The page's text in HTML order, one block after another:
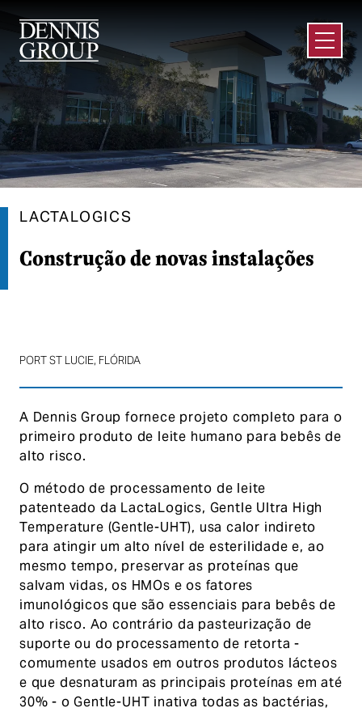
Abrir
Construção de novas instalações
LACTALOGICS
PORT ST LUCIE, FLÓRIDA
A Dennis Group fornece projeto completo para o
primeiro produto de leite humano para bebês de
alto risco.
O método de processamento de leite
patenteado da LactaLogics, Gentle Ultra High
Temperature (Gentle-UHT), usa calor indireto
para atingir um alto nível de esterilidade e, ao
mesmo tempo, preservar as proteínas que
salvam vidas, os HMOs e os fatores
imunológicos que são essenciais para bebês de
alto risco. Ao contrário da pasteurização de
suporte ou do processamento de retorta -
comumente usados em outros produtos lácteos
e que desnaturam as principais proteínas em até
30% - o Gentle-UHT inativa todas as bactérias,